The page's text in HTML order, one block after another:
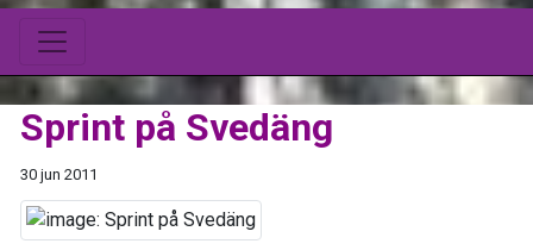
Sprint på Svedäng
30 jun 2011